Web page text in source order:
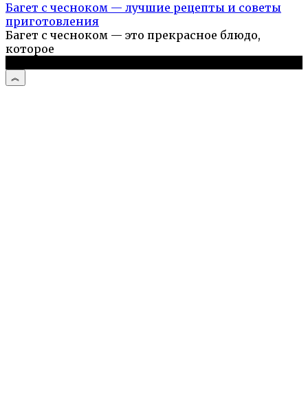
Багет с чесноком — лучшие рецепты и советы
приготовления
Багет с чесноком — это прекрасное блюдо,
которое